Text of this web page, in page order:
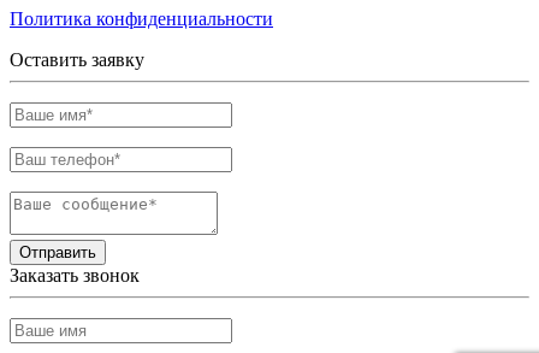
Политика конфиденциальности
Оставить заявку
Отправить
Заказать звонок